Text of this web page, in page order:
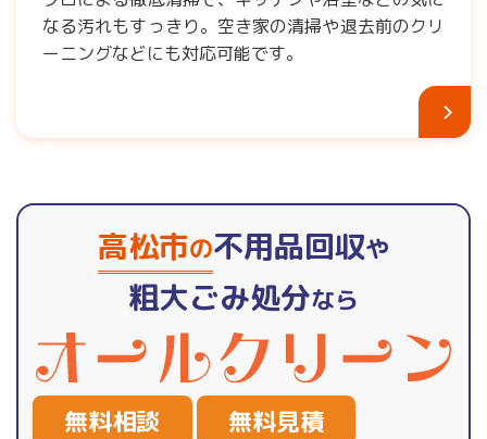
なる汚れもすっきり。空き家の清掃や退去前のクリ
ーニングなどにも対応可能です。
高松市の不用品回収や
粗大ごみ処分なら
無料相談 無料見積